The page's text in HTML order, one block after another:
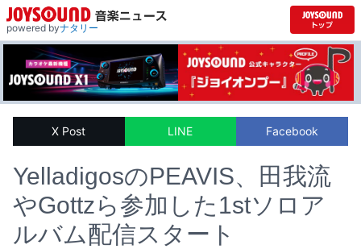
powered byナタリー
X Post LINE Facebook
YelladigosのPEAVIS、田我流
やGottzら参加した1stソロア
ルバム配信スタート